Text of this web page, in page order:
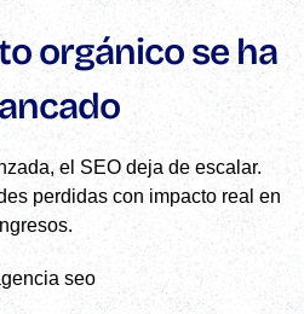
orgánico se ha
el SEO deja de escalar.
perdidas con impacto real en